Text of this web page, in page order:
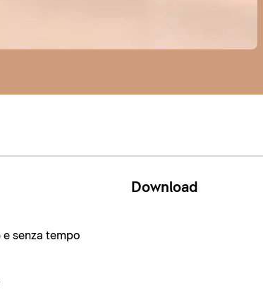
senza tempo
Download